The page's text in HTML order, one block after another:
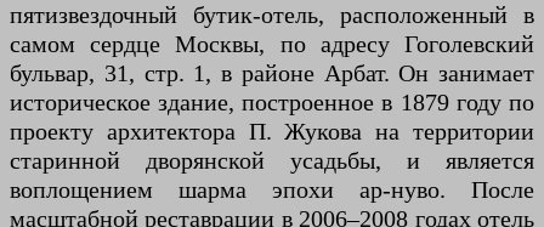
пятизвездочный бутик-отель, расположенный в
самом сердце Москвы, по адресу Гоголевский
бульвар, 31, стр. 1, в районе Арбат. Он занимает
историческое здание, построенное в 1879 году по
проекту архитектора П. Жукова на территории
старинной дворянской усадьбы, и является
воплощением шарма эпохи ар-нуво. После
масштабной реставрации в 2006–2008 годах отель